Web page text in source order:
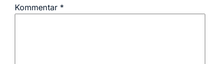
Kommentar *